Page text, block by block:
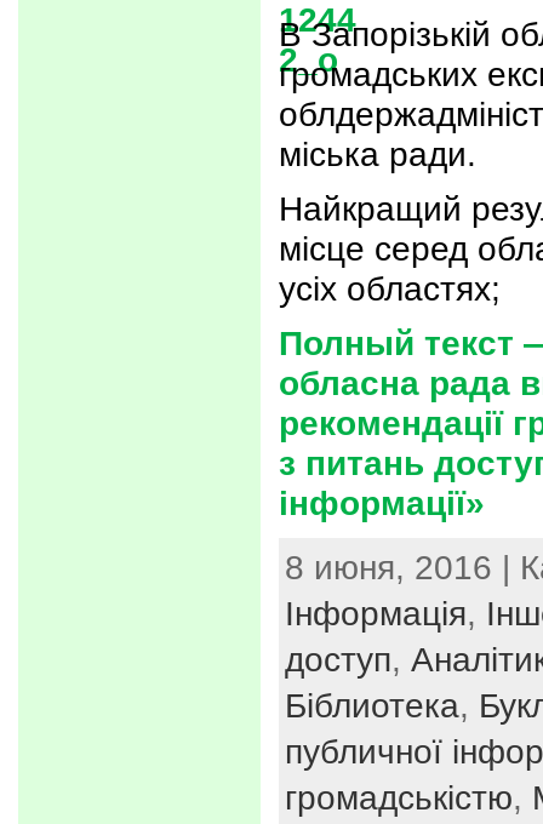
В Запорізькій
громадських
міська ради.
Найкращий
місце серед
усіх областях;
Полный текст
обласна рада
рекомендації
з питань
інформації»
8 июня, 2016 |
Інформація,
доступ,
Біблиотека,
публичної
громадськістю,